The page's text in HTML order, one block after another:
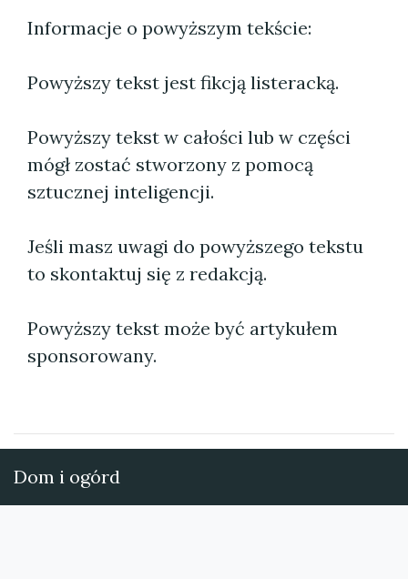
Informacje o powyższym tekście:
Powyższy tekst jest fikcją listeracką.
Powyższy tekst w całości lub w części
mógł zostać stworzony z pomocą
sztucznej inteligencji.
Jeśli masz uwagi do powyższego tekstu
to skontaktuj się z redakcją.
Powyższy tekst może być artykułem
sponsorowany.
Dom i ogórd